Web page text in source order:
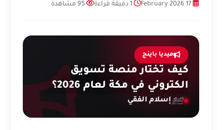
ميديا باينج
كيف تختار منصة تسويق
الكتروني في مكة لعام 2026؟
إسلام الفقي